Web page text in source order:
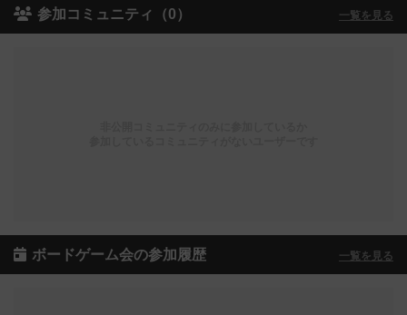
参加コミュニティ（0） 一覧を見る
ボードゲーム会の参加履歴 一覧を見る